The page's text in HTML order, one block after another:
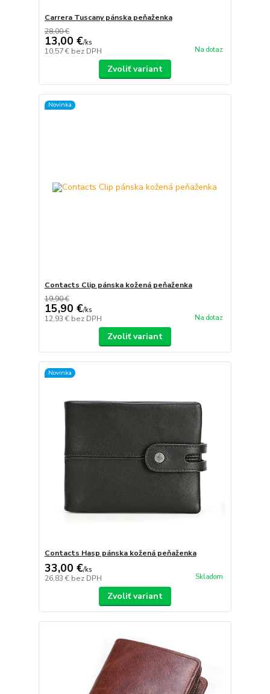
Carrera Tuscany pánska peňaženka
28,00 €
13,00 €/ks
10,57 € bez DPH Na dotaz
Zvoliť variant
Novinka
Contacts Clip pánska kožená peňaženka
19,90 €
15,90 €/ks
12,93 € bez DPH Na dotaz
Zvoliť variant
Novinka
Contacts Hasp pánska kožená peňaženka
33,00 €/ks
26,83 € bez DPH Skladom
Zvoliť variant